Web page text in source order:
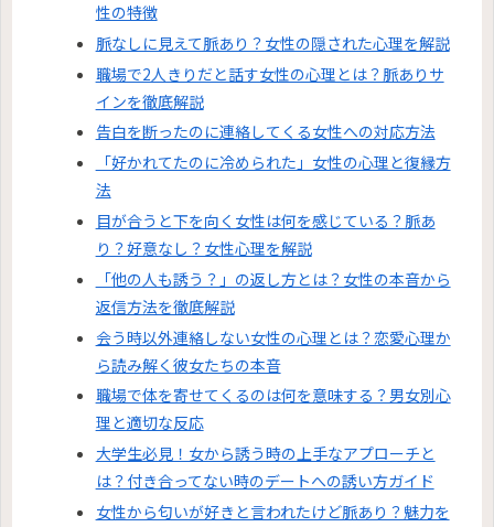
性の特徴
脈なしに見えて脈あり？女性の隠された心理を解説
職場で2人きりだと話す女性の心理とは？脈ありサ
インを徹底解説
告白を断ったのに連絡してくる女性への対応方法
「好かれてたのに冷められた」女性の心理と復縁方
法
目が合うと下を向く女性は何を感じている？脈あ
り？好意なし？女性心理を解説
「他の人も誘う？」の返し方とは？女性の本音から
返信方法を徹底解説
会う時以外連絡しない女性の心理とは？恋愛心理か
ら読み解く彼女たちの本音
職場で体を寄せてくるのは何を意味する？男女別心
理と適切な反応
大学生必見！女から誘う時の上手なアプローチと
は？付き合ってない時のデートへの誘い方ガイド
女性から匂いが好きと言われたけど脈あり？魅力を